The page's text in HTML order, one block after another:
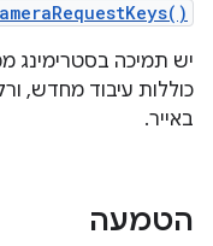
יש תמיכה בסטרימינג
כוללות עיבוד מחדש,
באייר.
הטמעה